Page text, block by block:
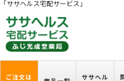
「ササヘルス宅配サービス」
ご注文は
ササヘル